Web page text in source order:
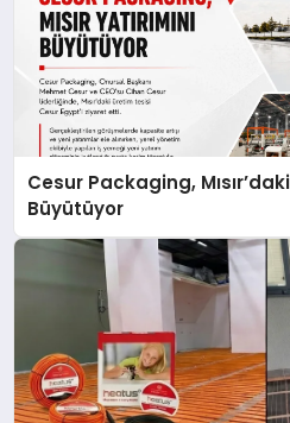
Cesur Packaging,
Büyütüyor